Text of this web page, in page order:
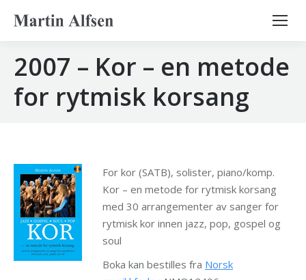
Search:
2007 – Kor – en metode
for rytmisk korsang
For kor (SATB), solister, piano/komp.
Kor – en metode for rytmisk korsang
med 30 arrangementer av sanger for
rytmisk kor innen jazz, pop, gospel og
soul
Boka kan bestilles fra Norsk